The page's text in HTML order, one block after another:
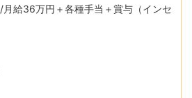
給36万円＋各種手当＋賞与（インセ